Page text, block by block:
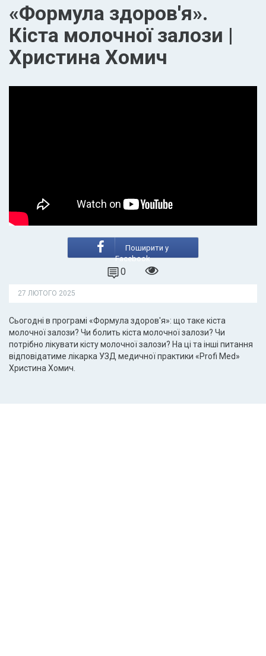
«Формула здоров'я».
Кіста молочної залози |
Христина Хомич
Поширити у
Facebook
0
27 ЛЮТОГО 2025
Сьогодні в програмі «Формула здоров'я»: що таке кіста
молочної залози? Чи болить кіста молочної залози? Чи
потрібно лікувати кісту молочної залози? На ці та інші питання
відповідатиме лікарка УЗД медичної практики «Profi Med»
Христина Хомич.